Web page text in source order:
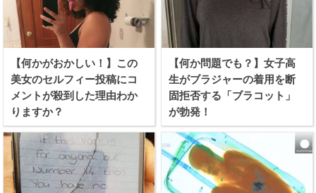
【何かがおかしい！】この
美女のセルフィー投稿にコ
メントが殺到した理由わか
りますか？
【何か問題でも？】女子高
生がブラジャーの着用を断
固拒否する「ブラコット」
が勃発！